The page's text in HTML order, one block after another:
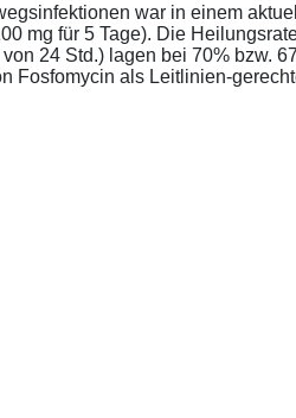
war in einem
mg für 5 Tage). Die
24 Std.) lagen bei 70% bzw.
Fosfomycin als Leitlinien-